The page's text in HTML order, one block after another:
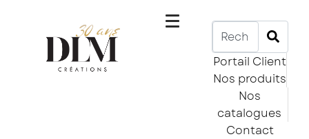
Portail Client
Nos produits
Nos
catalogues
Contact